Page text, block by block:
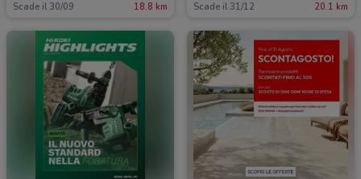
Scade il 30/09 18.8 km Scade il 31/12 20.1 km